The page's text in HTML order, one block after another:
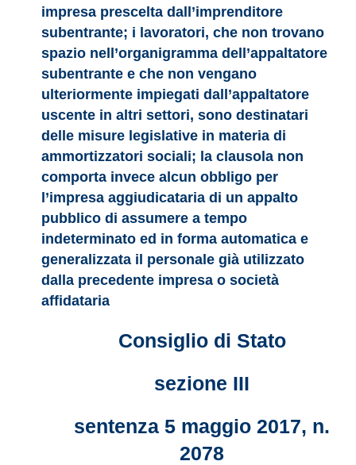
impresa prescelta dall’imprenditore
subentrante; i lavoratori, che non trovano
spazio nell’organigramma dell’appaltatore
subentrante e che non vengano
ulteriormente impiegati dall’appaltatore
uscente in altri settori, sono destinatari
delle misure legislative in materia di
ammortizzatori sociali; la clausola non
comporta invece alcun obbligo per
l’impresa aggiudicataria di un appalto
pubblico di assumere a tempo
indeterminato ed in forma automatica e
generalizzata il personale già utilizzato
dalla precedente impresa o società
affidataria
Consiglio di Stato
sezione III
sentenza 5 maggio 2017, n.
2078